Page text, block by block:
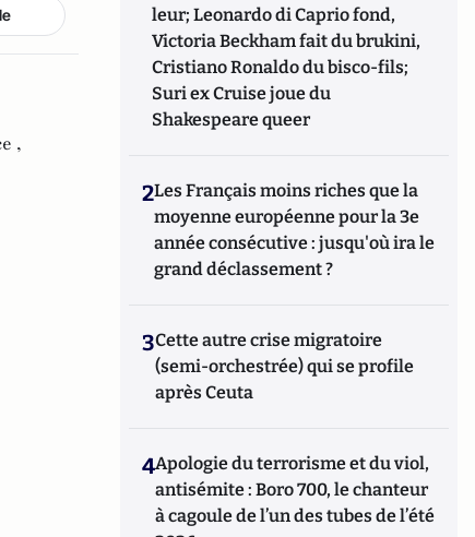
,
leur; Leonardo di Caprio fond,
Victoria Beckham fait du brukini,
Cristiano Ronaldo du bisco-fils;
Suri ex Cruise joue du
Shakespeare queer
2Les Français moins riches que la
moyenne européenne pour la 3e
année consécutive : jusqu'où ira le
grand déclassement ?
3Cette autre crise migratoire
(semi-orchestrée) qui se profile
après Ceuta
4Apologie du terrorisme et du viol,
antisémite : Boro 700, le chanteur
à cagoule de l’un des tubes de l’été